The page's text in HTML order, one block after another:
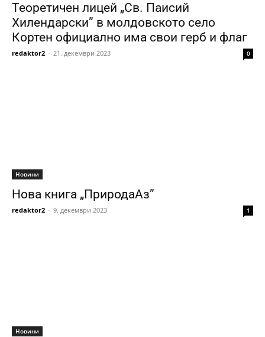
Теоретичен лицей „Св. Паисий
Хилендарски” в молдовското село
Кортен официално има свои герб и флаг
redaktor2 - 21. декември 2023 0
Новини
Нова книга „ПриродаАз”
redaktor2 - 9. декември 2023 1
Новини